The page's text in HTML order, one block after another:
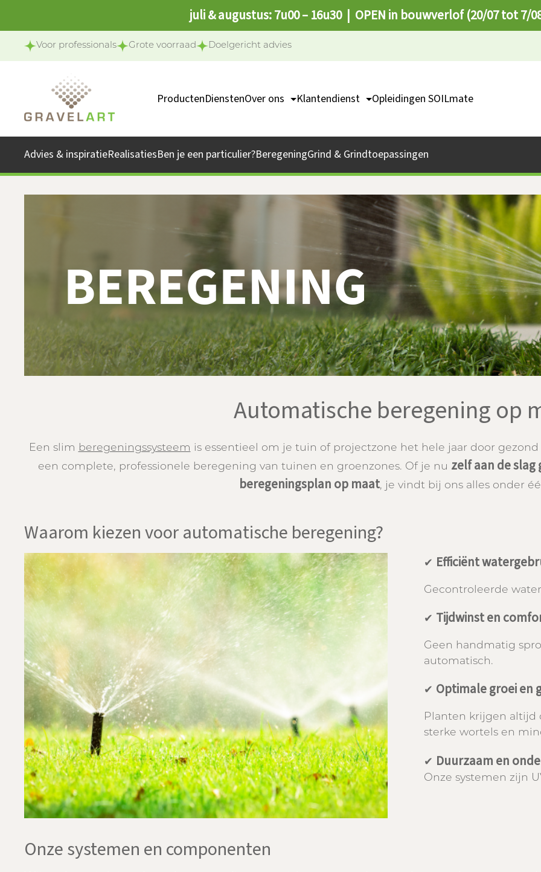
juli & augustus: 7u00 – 16u30 | OPEN in bouwverlof (20/07 tot 7/
Voor professionals Grote voorraad Doelgericht advies
ProductenDienstenOver ons
Jobs
Klantendienst
Afhaalpunten
Opleidingen SOILmate
Advies & inspiratieRealisatiesBen je een particulier?BeregeningGrind & Grindtoepassingen
Automatische beregening op
Een slim beregeningssysteem is essentieel om je tuin of projectzone het hele jaar door
een complete, professionele beregening van tuinen en groenzones. Of je nu zelf aan de slag
beregeningsplan op maat, je vindt bij ons alles onder
Waarom kiezen voor automatische beregening?
✔ Efficiënt
Gecontroleerde
✔ Tijdwinst en
Geen handmatig
automatisch.
✔ Optimale groei en
Planten krijgen altijd
sterke wortels en
✔ Duurzaam en
Onze systemen zijn
Onze systemen en componenten